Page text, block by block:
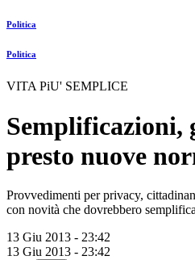
Politica
Politica
VITA PiU' SEMPLICE
Semplificazioni,
presto nuove
Provvedimenti per privacy,
con novità che dovrebbero
13 Giu 2013 - 23:42
13 Giu 2013 - 23:42